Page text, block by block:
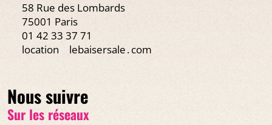
58 Rue des Lombards
75001 Paris
01 42 33 37 71
location
lebaisersale․com
Nous suivre
Sur les réseaux